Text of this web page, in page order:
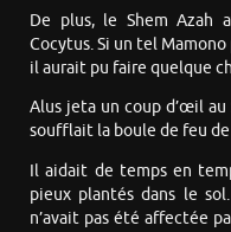
De plus, le Shem Azah
Cocytus. Si un tel
il aurait pu faire quelque
Alus jeta un coup d’œil au
soufflait la boule de feu
Il aidait de temps en
pieux plantés dans le
n’avait pas été affectée